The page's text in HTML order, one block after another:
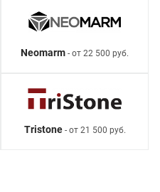
Neomarm - от 22 500 руб.
Tristone- от 21 500 руб.